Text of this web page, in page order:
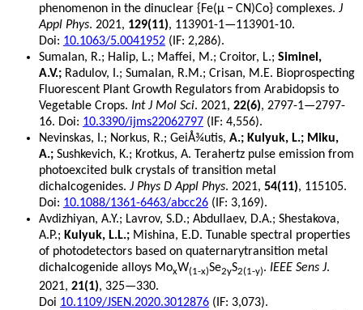
phenomenon in the dinuclear {Fe(μ − CN)Co} complexes. J
Appl Phys. 2021, 129(11), 113901-1—113901-10.
Doi: 10.1063/5.0041952 (IF: 2,286).
Sumalan, R.; Halip, L.; Maffei, M.; Croitor, L.; Siminel,
A.V.; Radulov, I.; Sumalan, R.M.; Crisan, M.E. Bioprospecting
Fluorescent Plant Growth Regulators from Arabidopsis to
Vegetable Crops. Int J Mol Sci. 2021, 22(6), 2797-1—2797-
16. Doi: 10.3390/ijms22062797 (IF: 4,556).
Nevinskas, I.; Norkus, R.; GeiÅ¾utis, A.; Kulyuk, L.; Miku,
A.; Sushkevich, K.; Krotkus, A. Terahertz pulse emission from
photoexcited bulk crystals of transition metal
dichalcogenides. J Phys D Appl Phys. 2021, 54(11), 115105.
Doi: 10.1088/1361-6463/abcc26 (IF: 3,169).
Avdizhiyan, A.Y.; Lavrov, S.D.; Abdullaev, D.A.; Shestakova,
A.P.; Kulyuk, L.L.; Mishina, E.D. Tunable spectral properties
of photodetectors based on quaternarytransition metal
dichalcogenide alloys MoxW(1-x)Se2yS2(1-y). IEEE Sens J.
2021, 21(1), 325—330.
Doi 10.1109/JSEN.2020.3012876 (IF: 3,073).